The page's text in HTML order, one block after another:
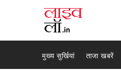
मुख्य सुर्खियां ताजा खबरें